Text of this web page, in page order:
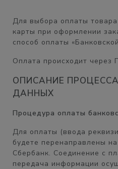
Для выбора оплаты
карты при оформлении
способ оплаты
Оплата происходит
ОПИСАНИЕ
ДАННЫХ
Процедура оплаты
Для оплаты (ввода
будете перенаправлены
Сбербанк. Соединение с
передача информации